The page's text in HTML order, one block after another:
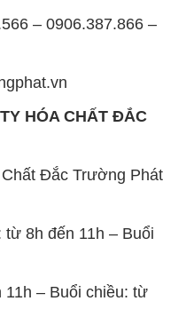
– 0906.387.866 –
HÓA CHẤT ĐẮC
Đắc Trường Phát
8h đến 11h – Buổi
– Buổi chiều: từ